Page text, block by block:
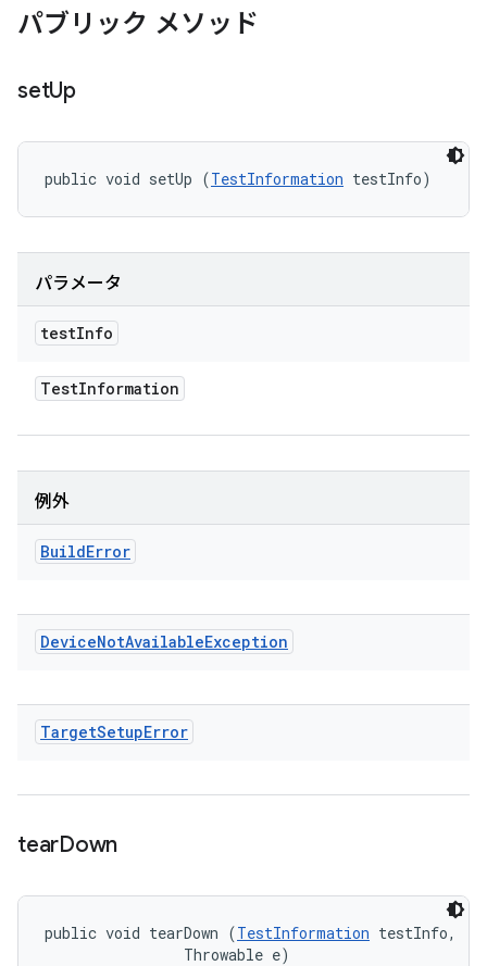
パブリック メソッド
setUp
public void setUp (TestInformation testInfo)
パラメータ
testInfo
TestInformation
例外
BuildError
DeviceNotAvailableException
TargetSetupError
tearDown
public void tearDown (TestInformation testInfo,
                Throwable e)